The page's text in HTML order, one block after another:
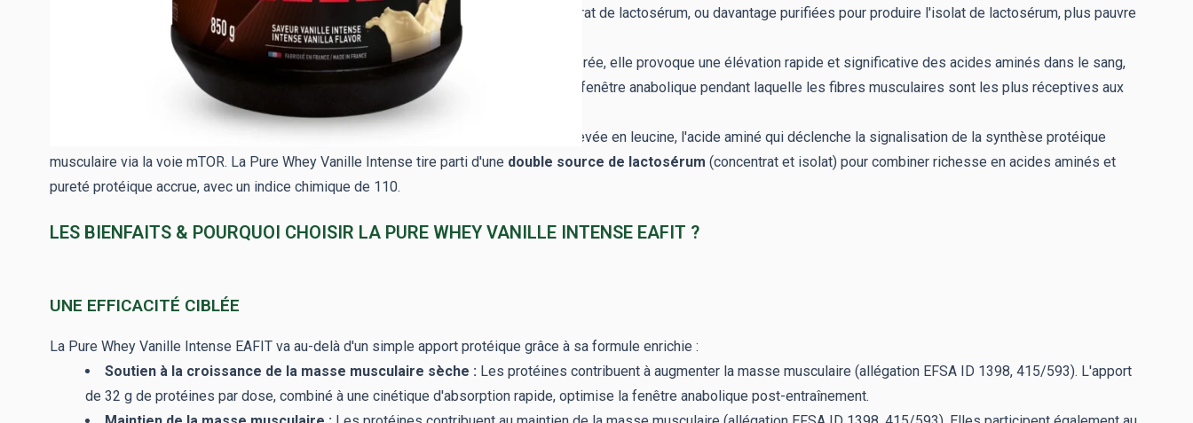
biologique. Ces protéines sont ensuite filtrées et concentrées pour donner le concentrat de lactosérum, ou davantage purifiées pour produire l'isolat de lactosérum, plus pauvre
en lactose et en matières grasses.
La whey se distingue par son profil d'absorption particulièrement rapide. Une fois ingérée, elle provoque une élévation rapide et significative des acides aminés dans le sang,
ce qui en fait la protéine de choix dans les
30 à 60 minutes suivant l'entraînement
, fenêtre anabolique pendant laquelle les fibres musculaires sont les plus réceptives aux
Son profil en acides aminés essentiels est complet, avec une teneur naturellement élevée en leucine, l'acide aminé qui déclenche la signalisation de la synthèse protéique
musculaire via la voie mTOR. La Pure Whey Vanille Intense tire parti d'une double source de lactosérum (concentrat et isolat) pour combiner richesse en acides aminés et
pureté protéique accrue, avec un indice chimique de 110.
LES BIENFAITS & POURQUOI CHOISIR LA PURE WHEY VANILLE INTENSE EAFIT ?
UNE EFFICACITÉ CIBLÉE
La Pure Whey Vanille Intense EAFIT va au-delà d'un simple apport protéique grâce à sa formule enrichie :
Soutien à la croissance de la masse musculaire sèche : Les protéines contribuent à augmenter la masse musculaire (allégation EFSA ID 1398, 415/593). L'apport
de 32 g de protéines par dose, combiné à une cinétique d'absorption rapide, optimise la fenêtre anabolique post-entraînement.